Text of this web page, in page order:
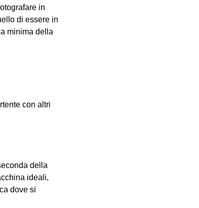
in
di essere in
minima della
con altri
della
ideali,
dove si